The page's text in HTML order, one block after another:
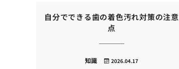
自分でできる歯の着色汚れ対策の注意
点
2026.04.17
知識